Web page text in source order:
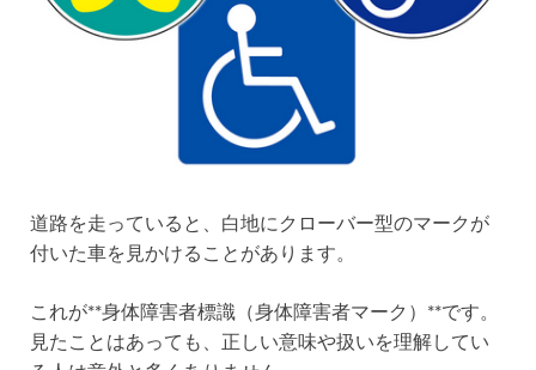
道路を走っていると、白地にクローバー型のマークが
付いた車を見かけることがあります。
これが**身体障害者標識（身体障害者マーク）**です。
見たことはあっても、正しい意味や扱いを理解してい